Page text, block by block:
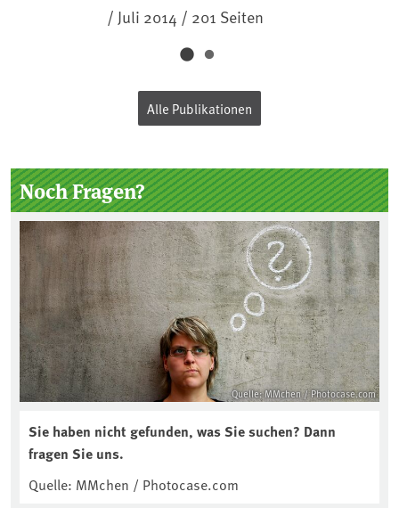
/ Juli 2014 / 201 Seiten
Alle Publikationen
Noch Fragen?
Quelle: MMchen / Photocase.com
Sie haben nicht gefunden, was Sie suchen? Dann
fragen Sie uns.
Quelle: MMchen / Photocase.com